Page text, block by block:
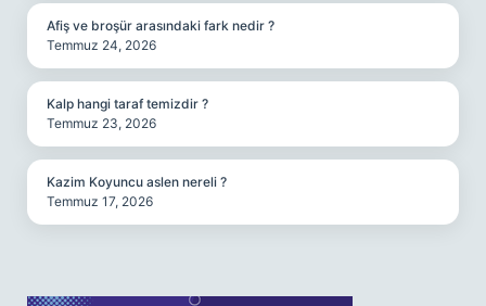
Afiş ve broşür arasındaki fark nedir ?
Temmuz 24, 2026
Kalp hangi taraf temizdir ?
Temmuz 23, 2026
Kazim Koyuncu aslen nereli ?
Temmuz 17, 2026